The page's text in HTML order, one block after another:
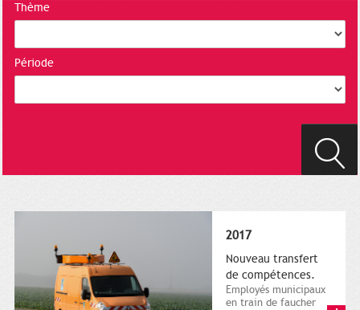
Thème
Période
2017
Nouveau transfert
de compétences.
Employés municipaux
en train de faucher